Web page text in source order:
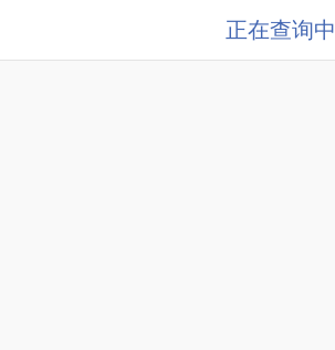
正在查询中